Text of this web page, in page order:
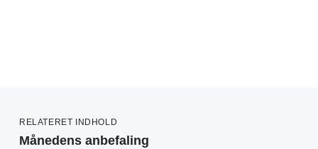
RELATERET INDHOLD
Månedens anbefaling